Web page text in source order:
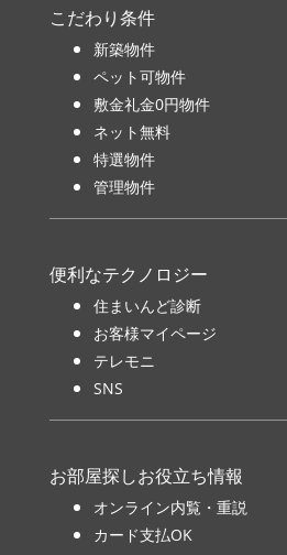
こだわり条件
新築物件
ペット可物件
敷金礼金0円物件
ネット無料
特選物件
管理物件
便利なテクノロジー
住まいんど診断
お客様マイページ
テレモニ
SNS
お部屋探しお役立ち情報
オンライン内覧・重説
カード支払OK